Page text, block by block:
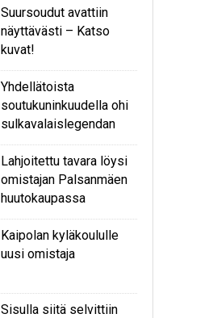
Suursoudut avattiin
näyttävästi – Katso
kuvat!
Yhdellätoista
soutukuninkuudella ohi
sulkavalaislegendan
Lahjoitettu tavara löysi
omistajan Palsanmäen
huutokaupassa
Kaipolan kyläkoululle
uusi omistaja
Sisulla siitä selvittiin